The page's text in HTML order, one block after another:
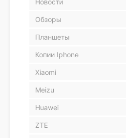
Новости
Обзоры
Планшеты
Копии Iphone
Xiaomi
Meizu
Huawei
ZTE